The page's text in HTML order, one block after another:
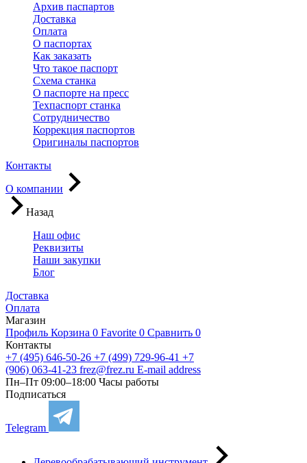
Архив паспартов
Доставка
Оплата
О паспортах
Как заказать
Что такое паспорт
Схема станка
О паспорте на пресс
Техпаспорт станка
Сотрудничество
Коррекция паспортов
Оригиналы паспортов
Контакты
О компании
Назад
Наш офис
Реквизиты
Наши закупки
Блог
Доставка
Оплата
Магазин
Профиль Корзина 0 Favorite 0 Сравнить 0
Контакты
+7 (495) 646-50-26 +7 (499) 729-96-41 +7
(906) 063-41-23 frez@frez.ru E-mail address
Пн–Пт 09:00–18:00 Часы работы
Подписаться
Telegram